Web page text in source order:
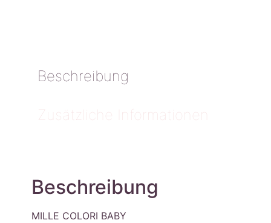
Beschreibung
Zusätzliche Informationen
Beschreibung
MILLE COLORI BABY